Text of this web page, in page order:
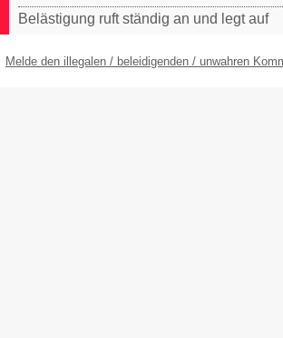
Belästigung ruft ständig an und legt auf
Melde den illegalen / beleidigenden / unwahren